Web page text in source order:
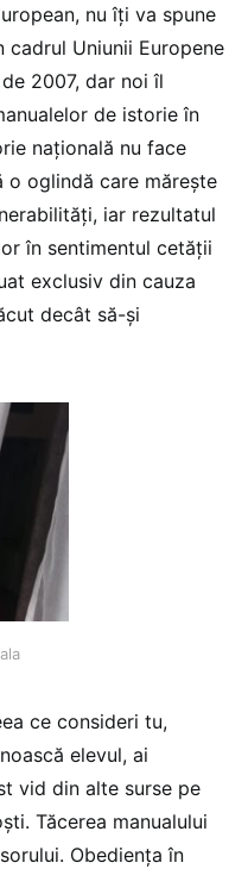
nu îți va spune
cadrul Uniunii Europene
2007, dar noi îl
de istorie în
națională nu face
o oglindă care mărește
iar rezultatul
în sentimentul cetății
exclusiv din cauza
decât să-și
ce consideri tu,
elevul, ai
vid din alte surse pe
Tăcerea manualului
Obediența în